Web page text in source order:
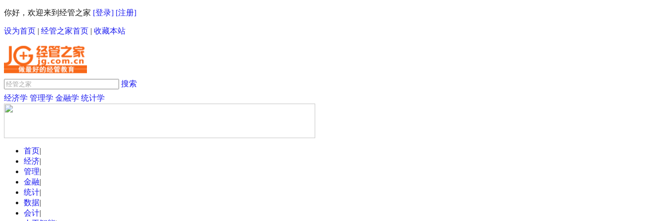
你好，欢迎来到经管之家 [登录] [注册]
设为首页 | 经管之家首页 | 收藏本站
搜索
经济学 管理学 金融学 统计学
首页|
经济|
管理|
金融|
统计|
数据|
会计|